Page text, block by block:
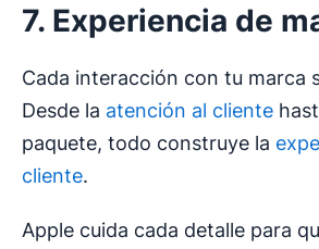
7. Experiencia de
Cada interacción con tu marca
Desde la atención al cliente
paquete, todo construye la
cliente.
Apple cuida cada detalle para